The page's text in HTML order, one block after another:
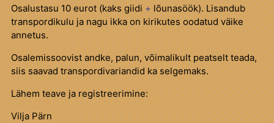
Osalustasu 10 eurot (kaks giidi + lõunasöök). Lisandub
transpordikulu ja nagu ikka on kirikutes oodatud väike
annetus.
Osalemissoovist andke, palun, võimalikult peatselt teada,
siis saavad transpordivariandid ka selgemaks.
Lähem teave ja registreerimine:
Vilja Pärn